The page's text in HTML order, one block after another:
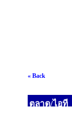
« Back
ตลาด/ไอที